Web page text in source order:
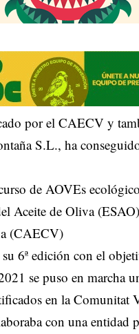
por el CAECV y
S.L., ha
de AOVEs
Aceite de Oliva
(CAECV)
6ª edición con el
se puso en marcha
en la Comunitat
con una entidad